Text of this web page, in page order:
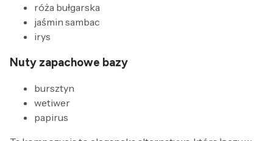
róża bułgarska
jaśmin sambac
irys
Nuty zapachowe bazy
bursztyn
wetiwer
papirus